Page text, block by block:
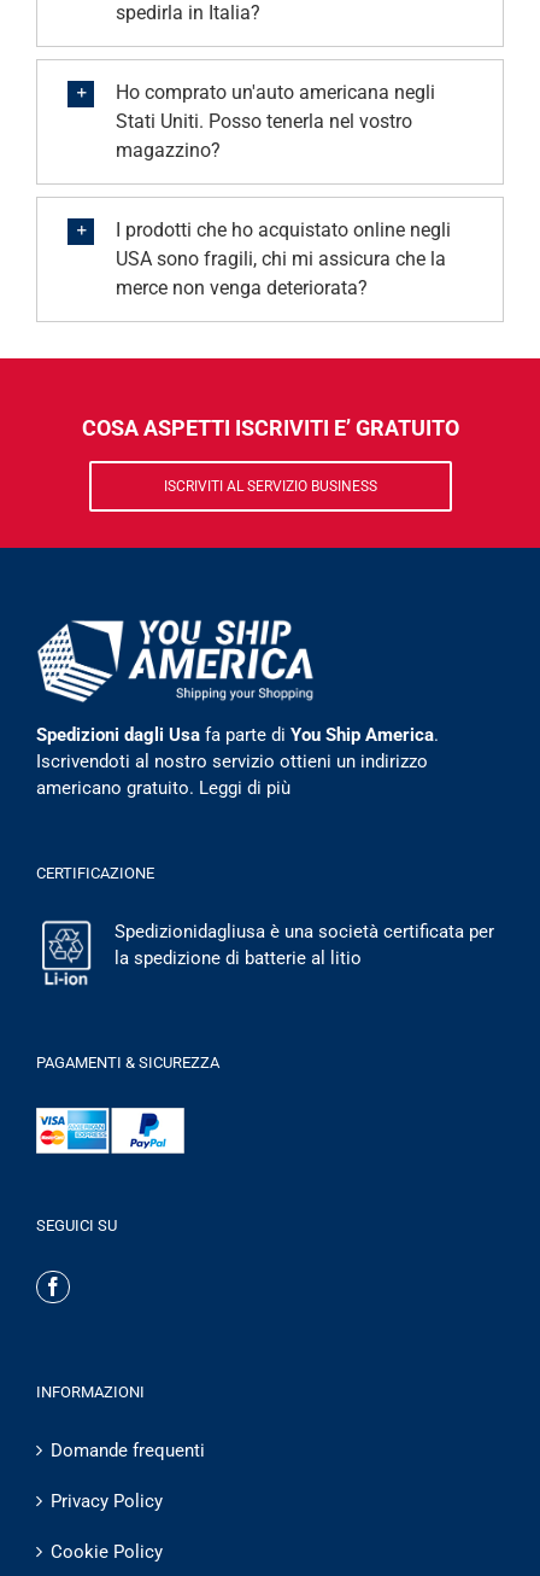
spedirla in Italia?
Ho comprato un'auto americana negli
Stati Uniti. Posso tenerla nel vostro
magazzino?
I prodotti che ho acquistato online negli
USA sono fragili, chi mi assicura che la
merce non venga deteriorata?
COSA ASPETTI ISCRIVITI E’ GRATUITO
ISCRIVITI AL SERVIZIO BUSINESS
Spedizioni dagli Usa fa parte di You Ship America.
Iscrivendoti al nostro servizio ottieni un indirizzo
americano gratuito. Leggi di più
CERTIFICAZIONE
Spedizionidagliusa è una società certificata per
la spedizione di batterie al litio
PAGAMENTI & SICUREZZA
SEGUICI SU
INFORMAZIONI
Domande frequenti
Privacy Policy
Cookie Policy